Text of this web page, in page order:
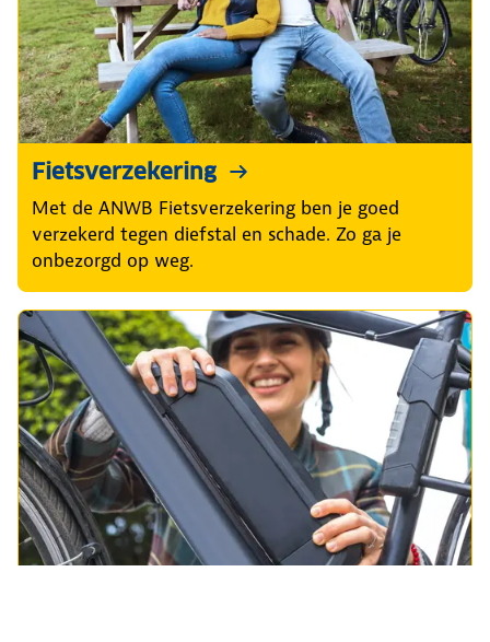
Fietsverzekering
Met de ANWB Fietsverzekering ben je goed
verzekerd tegen diefstal en schade. Zo ga je
onbezorgd op weg.